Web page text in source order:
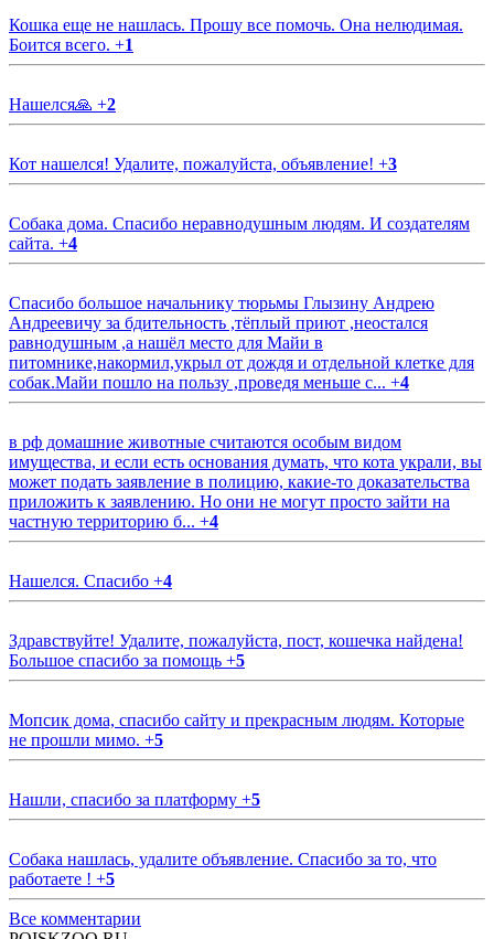
Кошка еще не нашлась. Прошу все помочь. Она нелюдимая.
Боится всего. +1
Нашелся🙏 +2
Кот нашелся! Удалите, пожалуйста, объявление! +3
Собака дома. Спасибо неравнодушным людям. И создателям
сайта. +4
Спасибо большое начальнику тюрьмы Глызину Андрею
Андреевичу за бдительность ,тёплый приют ,неостался
равнодушным ,а нашёл место для Майи в
питомнике,накормил,укрыл от дождя и отдельной клетке для
собак.Майи пошло на пользу ,проведя меньше с... +4
в рф домашние животные считаются особым видом
имущества, и если есть основания думать, что кота украли, вы
может подать заявление в полицию, какие-то доказательства
приложить к заявлению. Но они не могут просто зайти на
частную территорию б... +4
Нашелся. Спасибо +4
Здравствуйте! Удалите, пожалуйста, пост, кошечка найдена!
Большое спасибо за помощь +5
Мопсик дома, спасибо сайту и прекрасным людям. Которые
не прошли мимо. +5
Нашли, спасибо за платформу +5
Собака нашлась, удалите объявление. Спасибо за то, что
работаете ! +5
Все комментарии